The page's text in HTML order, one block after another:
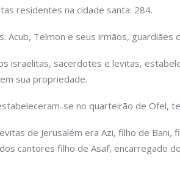
residentes na cidade santa: 284.
Acub, Telmon e seus irmãos, guardiães
israelitas, sacerdotes e levitas,
sua propriedade.
se no quarteirão de Ofel,
de Jerusalém era Azi, filho de Bani,
cantores filho de Asaf, encarregado